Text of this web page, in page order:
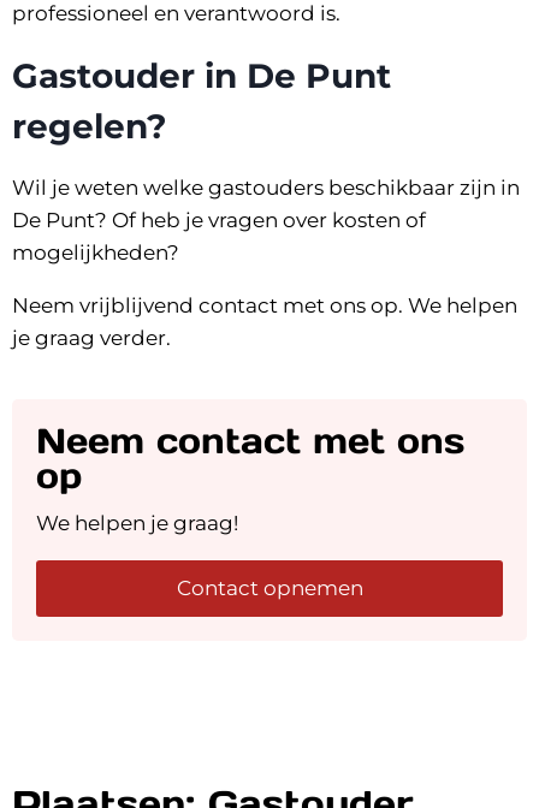
professioneel en verantwoord is.
Gastouder in De Punt
regelen?
Wil je weten welke gastouders beschikbaar zijn in
De Punt? Of heb je vragen over kosten of
mogelijkheden?
Neem vrijblijvend contact met ons op. We helpen
je graag verder.
Neem contact met ons
op
We helpen je graag!
Contact opnemen